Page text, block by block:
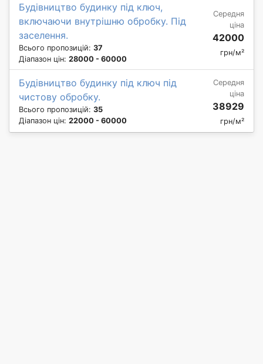
Будівництво будинку під ключ,
включаючи внутрішню обробку. Під
заселення.
Всього пропозицій: 37
Діапазон цін: 28000 - 60000
Середня
ціна
42000
грн/м²
Будівництво будинку під ключ під
чистову обробку.
Всього пропозицій: 35
Діапазон цін: 22000 - 60000
Середня
ціна
38929
грн/м²